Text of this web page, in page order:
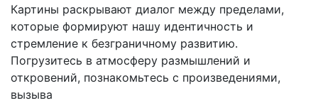
Картины раскрывают диалог между пределами,
которые формируют нашу идентичность и
стремление к безграничному развитию.
Погрузитесь в атмосферу размышлений и
откровений, познакомьтесь с произведениями,
вызыва